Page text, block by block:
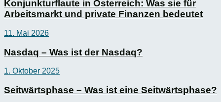
Konjunkturflaute in Österreich: Was sie für
Arbeitsmarkt und private Finanzen bedeutet
11. Mai 2026
Nasdaq – Was ist der Nasdaq?
1. Oktober 2025
Seitwärtsphase – Was ist eine Seitwärtsphase?